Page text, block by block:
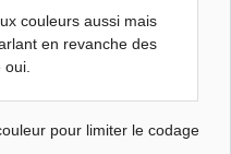
couleurs aussi mais
en revanche des
oui.
pour limiter le codage